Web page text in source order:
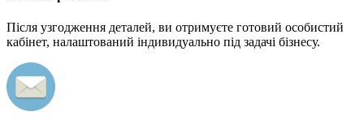
Після узгодження деталей, ви отримуєте готовий особистий
кабінет, налаштований індивидуально під задачі бізнесу.